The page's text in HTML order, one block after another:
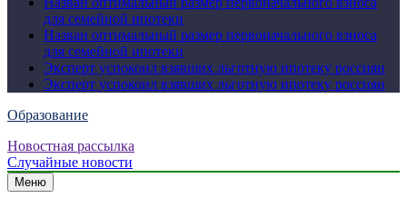
для семейной ипотеки
Назван оптимальный размер первоначального взноса
для семейной ипотеки
Эксперт успокоил взявших льготную ипотеку россиян
Эксперт успокоил взявших льготную ипотеку россиян
Образование
Новостная рассылка
Случайные новости
Меню